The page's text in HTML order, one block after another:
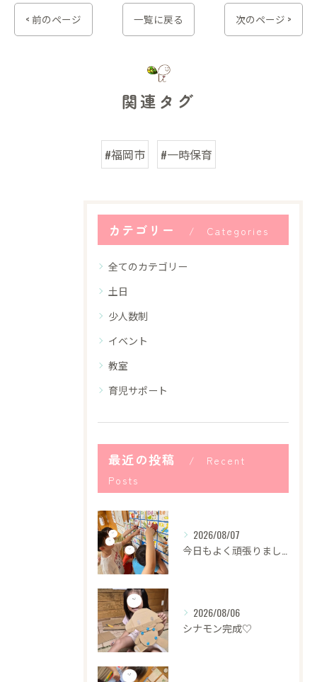
< 前のページ 一覧に戻る 次のページ >
関連タグ
#福岡市 #一時保育
カテゴリー Categories
全てのカテゴリー
土日
少人数制
イベント
教室
育児サポート
最近の投稿
Recent
Posts
2026/08/07
2026/08/06
シナモン完成♡